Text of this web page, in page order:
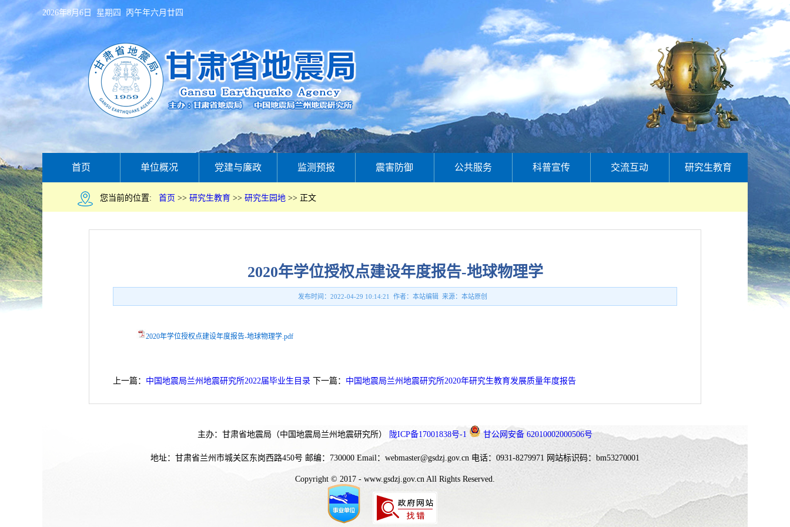
2026年8月6日 星期四 丙午年六月廿四
首页 单位概况 党建与廉政 监测预报 震害防御 公共服务 科普宣传 交流互动 研究生教育
您当前的位置: 首页 >> 研究生教育 >> 研究生园地 >> 正文
2020年学位授权点建设年度报告-地球物理学
发布时间：2022-04-29 10:14:21 作者：本站编辑 来源：本站原创
2020年学位授权点建设年度报告-地球物理学.pdf
上一篇： 中国地震局兰州地震研究所2022届毕业生目录 下一篇： 中国地震局兰州地震研究所2020年研究生教育发展质量年度报告
主办：甘肃省地震局（中国地震局兰州地震研究所） 陇ICP备17001838号-1 甘公网安备 62010002000506号
地址：甘肃省兰州市城关区东岗西路450号 邮编：730000 Email：webmaster@gsdzj.gov.cn 电话：0931-8279971 网站标识码：bm53270001
Copyright © 2017 - www.gsdzj.gov.cn All Rights Reserved.